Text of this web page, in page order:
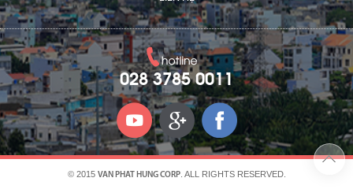
028 3785 0011
© 2015 VAN PHAT HUNG CORP. ALL RIGHTS RESERVED.